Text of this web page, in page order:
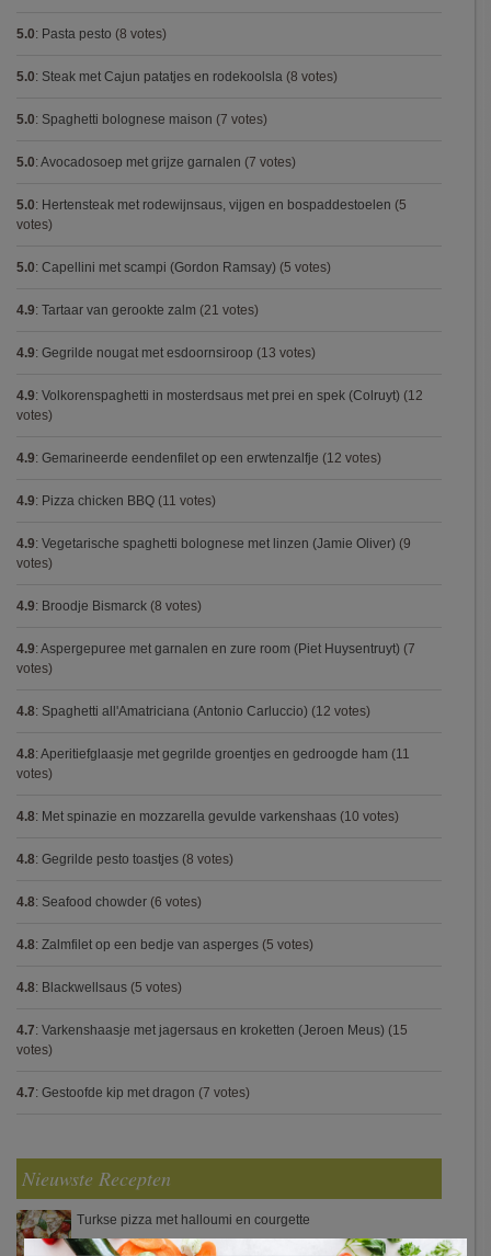
5.0: Pasta pesto (8 votes)
5.0: Steak met Cajun patatjes en rodekoolsla (8 votes)
5.0: Spaghetti bolognese maison (7 votes)
5.0: Avocadosoep met grijze garnalen (7 votes)
5.0: Hertensteak met rodewijnsaus, vijgen en bospaddestoelen (5
votes)
5.0: Capellini met scampi (Gordon Ramsay) (5 votes)
4.9: Tartaar van gerookte zalm (21 votes)
4.9: Gegrilde nougat met esdoornsiroop (13 votes)
4.9: Volkorenspaghetti in mosterdsaus met prei en spek (Colruyt) (12
votes)
4.9: Gemarineerde eendenfilet op een erwtenzalfje (12 votes)
4.9: Pizza chicken BBQ (11 votes)
4.9: Vegetarische spaghetti bolognese met linzen (Jamie Oliver) (9
votes)
4.9: Broodje Bismarck (8 votes)
4.9: Aspergepuree met garnalen en zure room (Piet Huysentruyt) (7
votes)
4.8: Spaghetti all'Amatriciana (Antonio Carluccio) (12 votes)
4.8: Aperitiefglaasje met gegrilde groentjes en gedroogde ham (11
votes)
4.8: Met spinazie en mozzarella gevulde varkenshaas (10 votes)
4.8: Gegrilde pesto toastjes (8 votes)
4.8: Seafood chowder (6 votes)
4.8: Zalmfilet op een bedje van asperges (5 votes)
4.8: Blackwellsaus (5 votes)
4.7: Varkenshaasje met jagersaus en kroketten (Jeroen Meus) (15
votes)
4.7: Gestoofde kip met dragon (7 votes)
Nieuwste Recepten
Turkse pizza met halloumi en courgette